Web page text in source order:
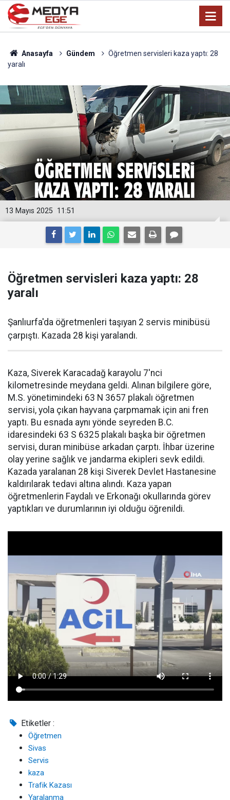
Anasayfa Gündem
Öğretmen servisleri kaza yaptı: 28
yaralı
11:51
13 Mayıs 2025
Öğretmen servisleri kaza yaptı: 28
yaralı
Şanlıurfa'da öğretmenleri taşıyan 2 servis minibüsü
çarpıştı. Kazada 28 kişi yaralandı.
Kaza, Siverek Karacadağ karayolu 7'nci
kilometresinde meydana geldi. Alınan bilgilere göre,
M.S. yönetimindeki 63 N 3657 plakalı öğretmen
servisi, yola çıkan hayvana çarpmamak için ani fren
yaptı. Bu esnada aynı yönde seyreden B.C.
idaresindeki 63 S 6325 plakalı başka bir öğretmen
servisi, duran minibüse arkadan çarptı. İhbar üzerine
olay yerine sağlık ve jandarma ekipleri sevk edildi.
Kazada yaralanan 28 kişi Siverek Devlet Hastanesine
kaldırılarak tedavi altına alındı. Kaza yapan
öğretmenlerin Faydalı ve Erkonağı okullarında görev
yaptıkları ve durumlarının iyi olduğu öğrenildi.
Etiketler :
Öğretmen
Sivas
Servis
kaza
Trafik Kazası
Yaralanma